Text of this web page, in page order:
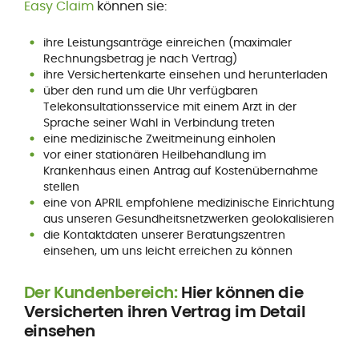
Easy Claimkönnen sie:
ihre Leistungsanträge einreichen (maximaler
Rechnungsbetrag je nach Vertrag)
ihre Versichertenkarte einsehen und herunterladen
über den rund um die Uhr verfügbaren
Telekonsultationsservice mit einem Arzt in der
Sprache seiner Wahl in Verbindung treten
eine medizinische Zweitmeinung einholen
vor einer stationären Heilbehandlung im
Krankenhaus einen Antrag auf Kostenübernahme
stellen
eine von APRIL empfohlene medizinische Einrichtung
aus unseren Gesundheitsnetzwerken geolokalisieren
die Kontaktdaten unserer Beratungszentren
einsehen, um uns leicht erreichen zu können
Der Kundenbereich:Hier können die
Versicherten ihren Vertrag im Detail
einsehen